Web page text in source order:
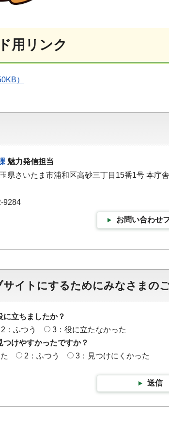
用リンク
）
魅力発信担当
県さいたま市浦和区高砂三丁目15番1号 本庁
9284
お問い合わせ
サイトにするためにみなさまの
に立ちましたか？
2：ふつう
3：役に立たなかった
つけやすかったですか？
2：ふつう 3：見つけにくかった
送信